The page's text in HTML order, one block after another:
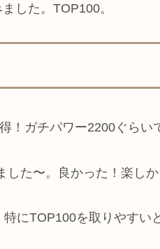
した。TOP100。
ガチパワー2200ぐらい
た〜。良かった！楽しか
にTOP100を取りやすい